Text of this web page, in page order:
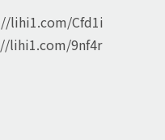
lihi1.com/Cfd1i
lihi1.com/9nf4r